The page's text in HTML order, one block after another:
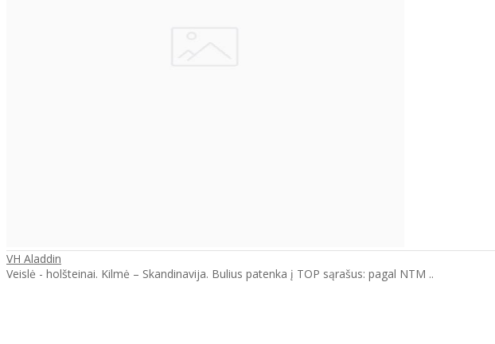
VH Aladdin
Veislė - holšteinai. Kilmė – Skandinavija. Bulius patenka į TOP sąrašus: pagal NTM ..